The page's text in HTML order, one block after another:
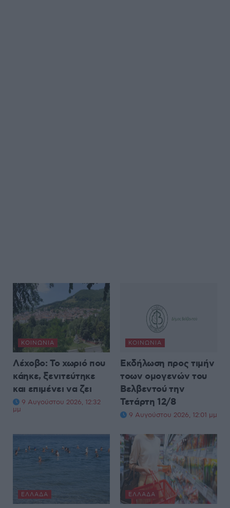
ΚΟΙΝΩΝΊΑ
Λέχοβο: Το χωριό που
κάηκε, ξενιτεύτηκε
και επιμένει να ζει
9 Αυγούστου 2026, 12:32
μμ
ΚΟΙΝΩΝΊΑ
Εκδήλωση προς τιμήν
τοων ομογενών του
Βελβεντού την
Τετάρτη 12/8
9 Αυγούστου 2026, 12:01 μμ
ΕΛΛΆΔΑ ΕΛΛΆΔΑ